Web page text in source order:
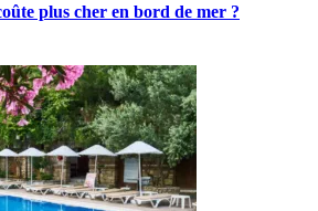
plus cher en bord de mer ?